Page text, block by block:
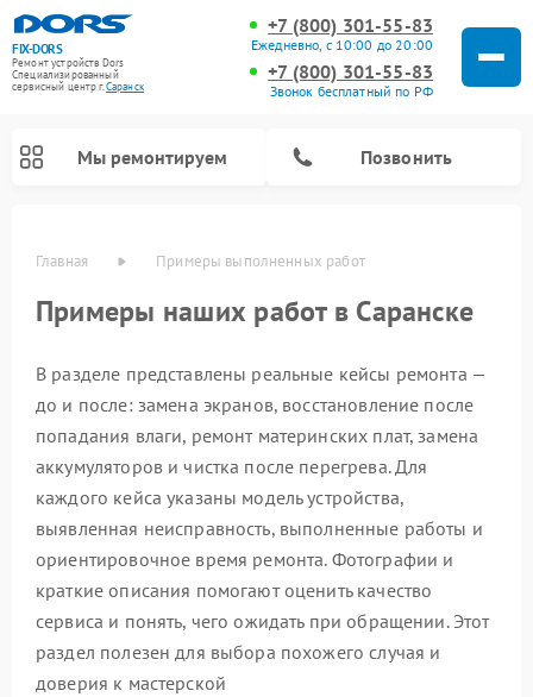
FIX-DORS
Ремонт устройств Dors
Специализированный
cервисный центр г.Саранск
+7 (800) 301-55-83
Ежедневно, с 10:00 до 20:00
+7 (800) 301-55-83
Звонок бесплатный по РФ
Мы ремонтируем Позвонить
Главная Примеры выполненных работ
Примеры наших работ в Саранске
В разделе представлены реальные кейсы ремонта —
до и после: замена экранов, восстановление после
попадания влаги, ремонт материнских плат, замена
аккумуляторов и чистка после перегрева. Для
каждого кейса указаны модель устройства,
выявленная неисправность, выполненные работы и
ориентировочное время ремонта. Фотографии и
краткие описания помогают оценить качество
сервиса и понять, чего ожидать при обращении. Этот
раздел полезен для выбора похожего случая и
доверия к мастерской